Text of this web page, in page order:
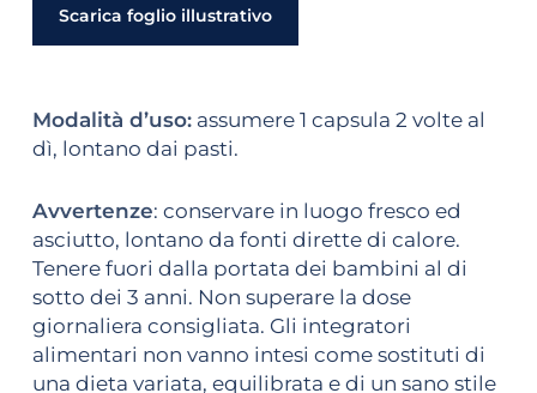
Scarica foglio illustrativo
Modalità d’uso:assumere 1 capsula 2 volte al
dì, lontano dai pasti.
Avvertenze: conservare in luogo fresco ed
asciutto, lontano da fonti dirette di calore.
Tenere fuori dalla portata dei bambini al di
sotto dei 3 anni. Non superare la dose
giornaliera consigliata. Gli integratori
alimentari non vanno intesi come sostituti di
una dieta variata, equilibrata e di un sano stile